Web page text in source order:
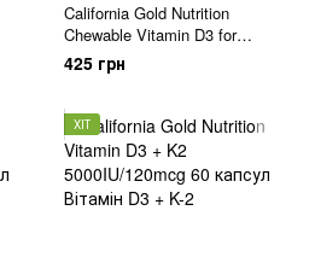
California Gold Nutrition
Chewable Vitamin D3 for
Children 500 IU 90 жувальних
таблеток
425 грн
ХІТ